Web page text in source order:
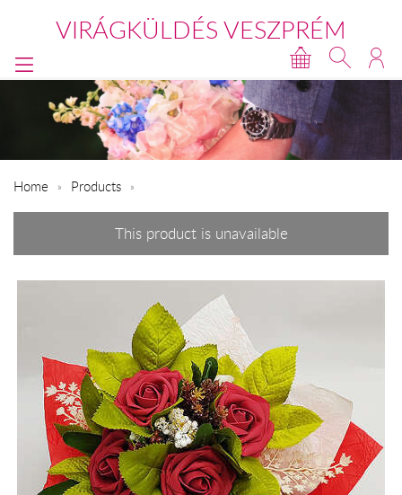
VIRÁGKÜLDÉS VESZPRÉM
Home Products
This product is unavailable